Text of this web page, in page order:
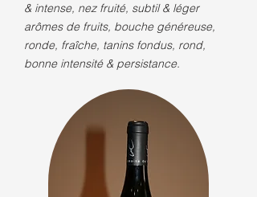
& intense, nez fruité, subtil & léger
arômes de fruits, bouche généreuse,
ronde, fraîche, tanins fondus, rond,
bonne intensité & persistance.